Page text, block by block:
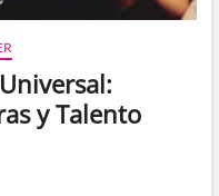
y Talento